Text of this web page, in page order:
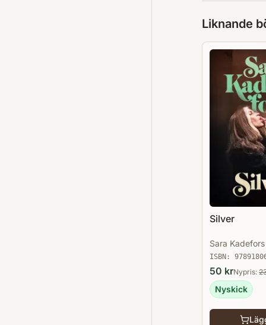
Liknande
Silver
Sara Kadefors
ISBN:
50 krNypris:
Nyskick